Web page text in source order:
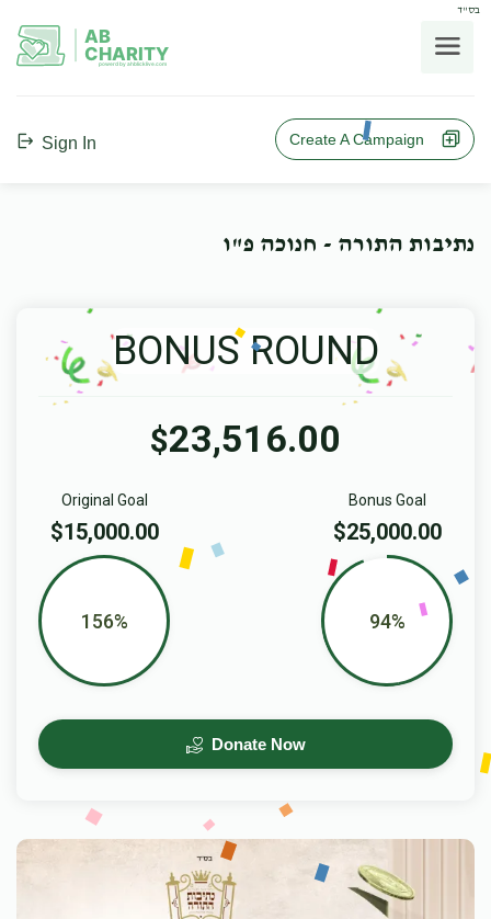
בס"ד
AB
CHARITY
powerd by ahblicklive.com
Sign In Create A Campaign
נתיבות התורה - חנוכה פ"ו
BONUS ROUND
$23,516.00
Bonus Goal
$25,000.00
94%
Original Goal
$15,000.00
156%
Donate Now